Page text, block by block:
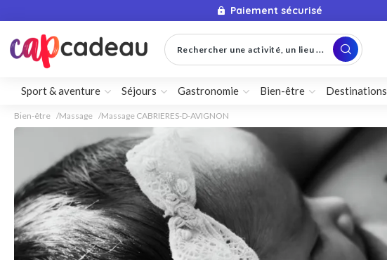
Paiement sécurisé
Rechercher une activité, un lieu ...
Sport & aventure Séjours Gastronomie Bien-être Destinations
Bien-être Massage Massage CABRIERES-D-AVIGNON